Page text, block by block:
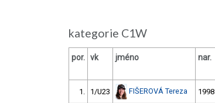
kategorie C1W
por. vk jméno nar.
1. 1/U23 FIŠEROVÁ Tereza 1998